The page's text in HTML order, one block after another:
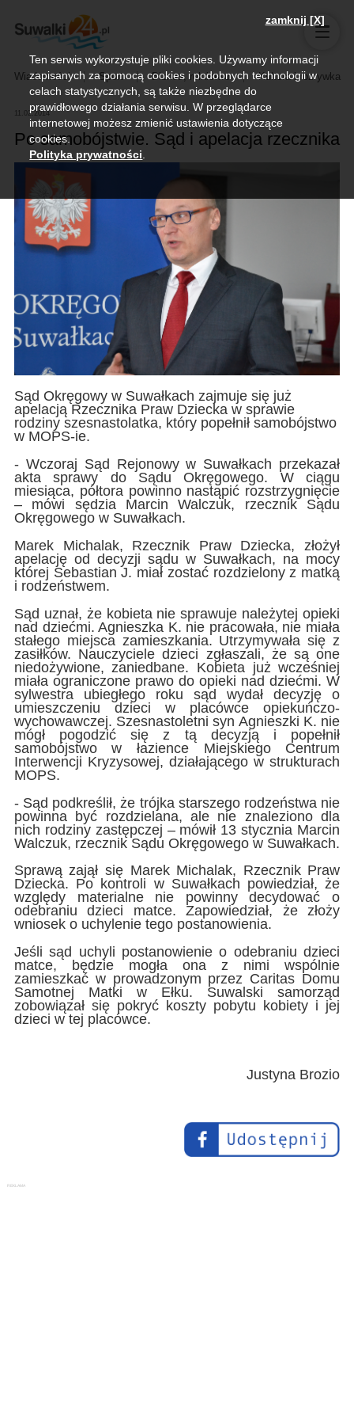
Wiadomości Sport Biznes, rolnictwo Kultura i rozrywka
11.02.2014
Po samobójstwie. Sąd i apelacja rzecznika
Sąd Okręgowy w Suwałkach zajmuje się już
apelacją Rzecznika Praw Dziecka w sprawie
rodziny szesnastolatka, który popełnił samobójstwo
w MOPS-ie.
- Wczoraj Sąd Rejonowy w Suwałkach przekazał
akta sprawy do Sądu Okręgowego. W ciągu
miesiąca, półtora powinno nastąpić rozstrzygnięcie
– mówi sędzia Marcin Walczuk, rzecznik Sądu
Okręgowego w Suwałkach.
Marek Michalak, Rzecznik Praw Dziecka, złożył
apelację od decyzji sądu w Suwałkach, na mocy
której Sebastian J. miał zostać rozdzielony z matką
i rodzeństwem.
Sąd uznał, że kobieta nie sprawuje należytej opieki
nad dziećmi. Agnieszka K. nie pracowała, nie miała
stałego miejsca zamieszkania. Utrzymywała się z
zasiłków. Nauczyciele dzieci zgłaszali, że są one
niedożywione, zaniedbane. Kobieta już wcześniej
miała ograniczone prawo do opieki nad dziećmi. W
sylwestra ubiegłego roku sąd wydał decyzję o
umieszczeniu dzieci w placówce opiekuńczo-
wychowawczej. Szesnastoletni syn Agnieszki K. nie
mógł pogodzić się z tą decyzją i popełnił
samobójstwo w łazience Miejskiego Centrum
Interwencji Kryzysowej, działającego w strukturach
MOPS.
- Sąd podkreślił, że trójka starszego rodzeństwa nie
powinna być rozdzielana, ale nie znaleziono dla
nich rodziny zastępczej – mówił 13 stycznia Marcin
Walczuk, rzecznik Sądu Okręgowego w Suwałkach.
Sprawą zajął się Marek Michalak, Rzecznik Praw
Dziecka. Po kontroli w Suwałkach powiedział, że
względy materialne nie powinny decydować o
odebraniu dzieci matce. Zapowiedział, że złoży
wniosek o uchylenie tego postanowienia.
Jeśli sąd uchyli postanowienie o odebraniu dzieci
matce, będzie mogła ona z nimi wspólnie
zamieszkać w prowadzonym przez Caritas Domu
Samotnej Matki w Ełku. Suwalski samorząd
zobowiązał się pokryć koszty pobytu kobiety i jej
dzieci w tej placówce.
Justyna Brozio
zamknij [X]
Ten serwis wykorzystuje pliki cookies. Używamy informacji
zapisanych za pomocą cookies i podobnych technologii w
celach statystycznych, są także niezbędne do
prawidłowego działania serwisu. W przeglądarce
internetowej możesz zmienić ustawienia dotyczące
cookies.
Polityka prywatności